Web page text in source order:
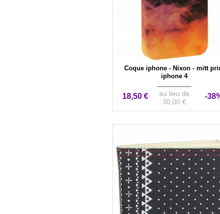
Coque iphone - Nixon - mitt
iphone 4
18,50 €
au lieu de
30,00 €
-